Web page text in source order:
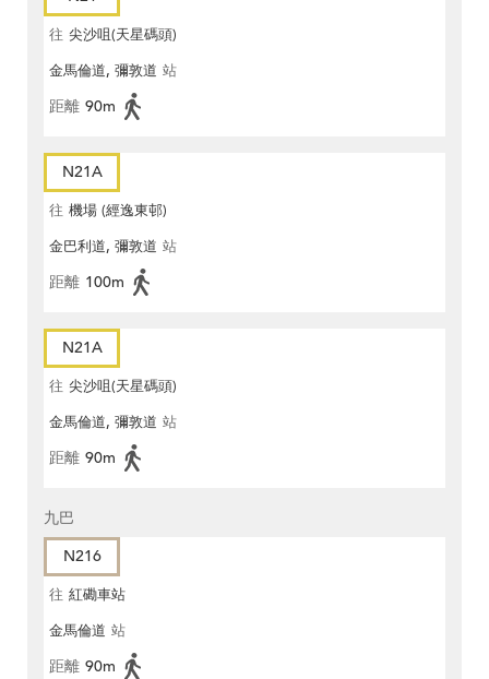
往 尖沙咀(天星碼頭)
金馬倫道, 彌敦道 站
距離 90m
N21A
往 機場 (經逸東邨)
金巴利道, 彌敦道 站
距離 100m
N21A
往 尖沙咀(天星碼頭)
金馬倫道, 彌敦道 站
距離 90m
九巴
N216
往 紅磡車站
金馬倫道 站
距離 90m